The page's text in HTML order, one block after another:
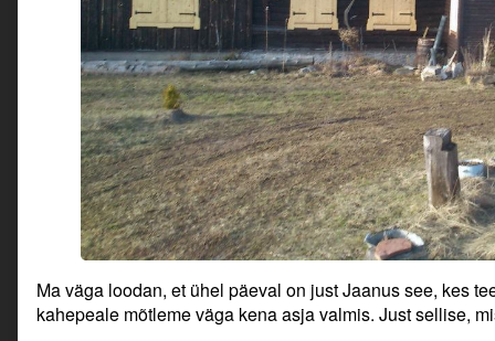
Ma väga loodan, et ühel päeval on just Jaanus see, kes
kahepeale mõtleme väga kena asja valmis. Just sellise,